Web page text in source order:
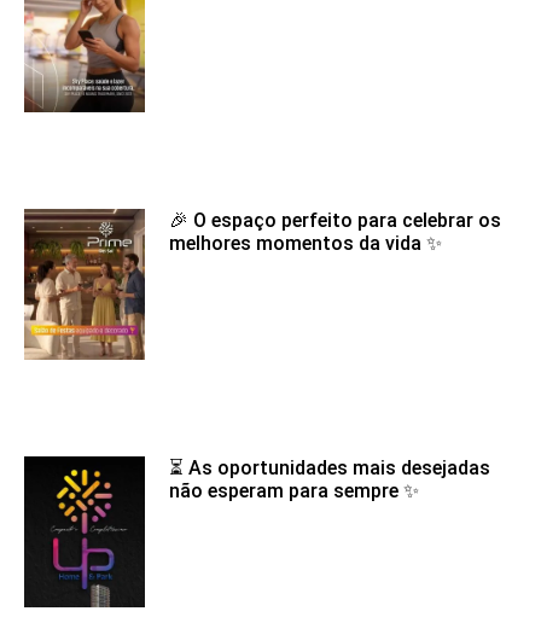
🎉 O espaço perfeito para celebrar os
melhores momentos da vida ✨
⏳ As oportunidades mais desejadas
não esperam para sempre ✨